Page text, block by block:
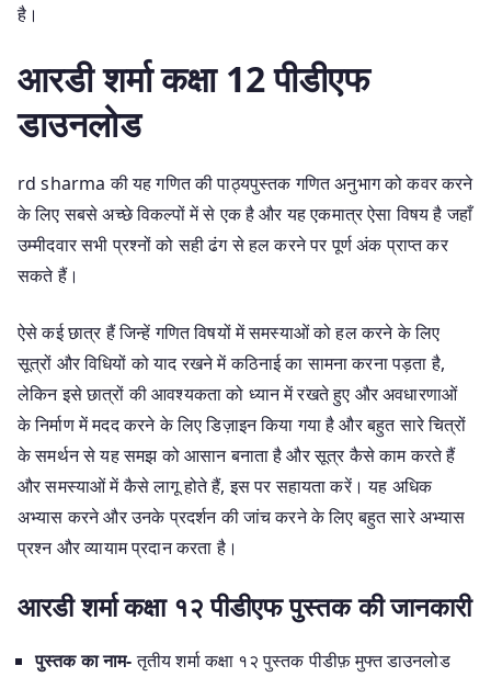
है।
आरडी शर्मा कक्षा 12 पीडीएफ
डाउनलोड
rd sharma की यह गणित की पाठ्यपुस्तक गणित अनुभाग को कवर करने
के लिए सबसे अच्छे विकल्पों में से एक है और यह एकमात्र ऐसा विषय है जहाँ
उम्मीदवार सभी प्रश्नों को सही ढंग से हल करने पर पूर्ण अंक प्राप्त कर
सकते हैं।
ऐसे कई छात्र हैं जिन्हें गणित विषयों में समस्याओं को हल करने के लिए
सूत्रों और विधियों को याद रखने में कठिनाई का सामना करना पड़ता है,
लेकिन इसे छात्रों की आवश्यकता को ध्यान में रखते हुए और अवधारणाओं
के निर्माण में मदद करने के लिए डिज़ाइन किया गया है और बहुत सारे चित्रों
के समर्थन से यह समझ को आसान बनाता है और सूत्र कैसे काम करते हैं
और समस्याओं में कैसे लागू होते हैं, इस पर सहायता करें। यह अधिक
अभ्यास करने और उनके प्रदर्शन की जांच करने के लिए बहुत सारे अभ्यास
प्रश्न और व्यायाम प्रदान करता है।
आरडी शर्मा कक्षा १२ पीडीएफ पुस्तक की जानकारी
पुस्तक का नाम-तृतीय शर्मा कक्षा १२ पुस्तक पीडीफ़ मुफ्त डाउनलोड